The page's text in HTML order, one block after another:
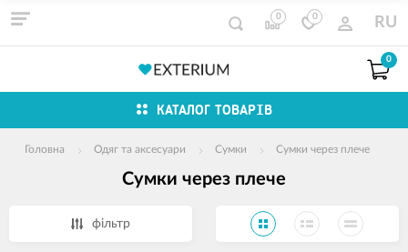
0 0 RU
0
КАТАЛОГ ТОВАРІВ
Головна Одяг та аксесуари Сумки Сумки через плече
Сумки через плече
фільтр